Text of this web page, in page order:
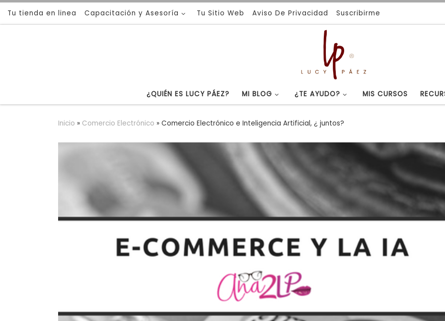
Saltar al contenido
Tu tienda en linea Capacitación y Asesoría Tu Sitio Web Aviso De Privacidad Suscribirme
¿QUIÉN ES LUCY PÁEZ? MI BLOG ¿TE AYUDO? MIS CURSOS
Inicio » Comercio Electrónico » Comercio Electrónico e Inteligencia Artificial, ¿ juntos?